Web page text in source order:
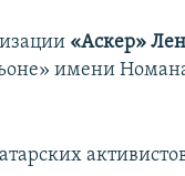
«Аскер»
имени